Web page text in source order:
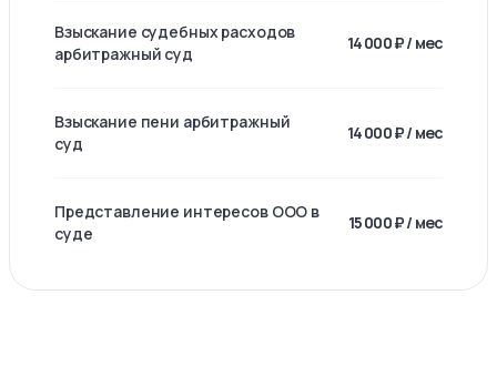
Взыскание судебных расходов
арбитражный суд
14 000 ₽ / мес
Взыскание пени арбитражный
суд
14 000 ₽ / мес
Представление интересов ООО в
суде
15 000 ₽ / мес